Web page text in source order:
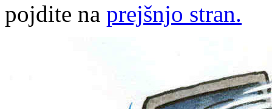
pojdite na prejšnjo stran.